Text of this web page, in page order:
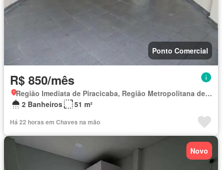
Ponto Comercial
R$ 850/mês
Região Imediata de Piracicaba, Região Metropolitana de Piracicaba
2 Banheiros
51 m²
Há 22 horas em Chaves na mão
Novo